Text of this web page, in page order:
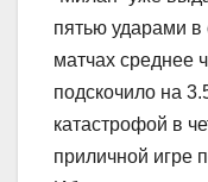
пятью ударами в
матчах среднее
подскочило на
катастрофой в
приличной игре